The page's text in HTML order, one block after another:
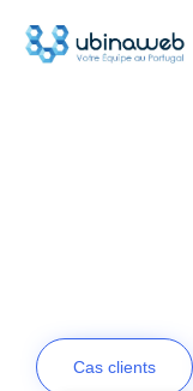
Cas clients